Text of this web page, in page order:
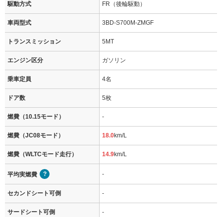
駆動方式 FR（後輪駆動）
車両型式 3BD-S700M-ZMGF
トランスミッション 5MT
エンジン区分 ガソリン
乗車定員 4名
ドア数 5枚
燃費（10.15モード） -
燃費（JC08モード） 18.0km/L
燃費（WLTCモード走行） 14.9km/L
平均実燃費 -
セカンドシート可倒 -
サードシート可倒 -